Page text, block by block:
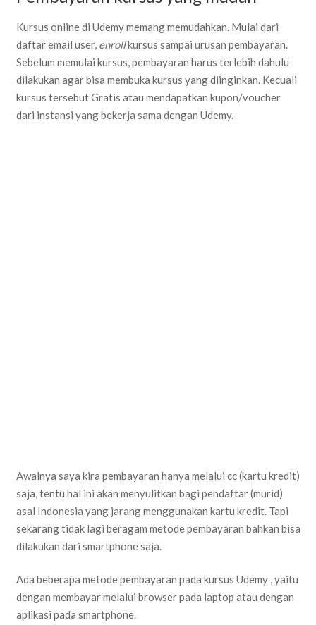
Kursus online di Udemy memang memudahkan. Mulai dari
daftar email user, enrollkursus sampai urusan pembayaran.
Sebelum memulai kursus, pembayaran harus terlebih dahulu
dilakukan agar bisa membuka kursus yang diinginkan. Kecuali
kursus tersebut Gratis atau mendapatkan kupon/voucher
dari instansi yang bekerja sama dengan Udemy.
Awalnya saya kira pembayaran hanya melalui cc (kartu kredit)
saja, tentu hal ini akan menyulitkan bagi pendaftar (murid)
asal Indonesia yang jarang menggunakan kartu kredit. Tapi
sekarang tidak lagi beragam metode pembayaran bahkan bisa
dilakukan dari smartphone saja.
Ada beberapa metode pembayaran pada kursus Udemy , yaitu
dengan membayar melalui browser pada laptop atau dengan
aplikasi pada smartphone.